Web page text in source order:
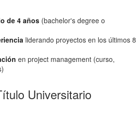
de 4 años (bachelor's degree o
liderando proyectos en los últimos 8
en project management (curso,
Universitario